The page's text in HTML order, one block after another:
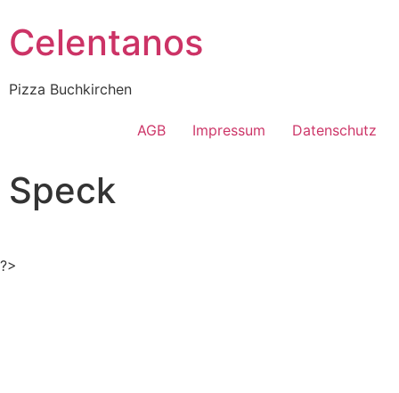
Celentanos
Pizza Buchkirchen
AGB Impressum Datenschutz
Speck
?>